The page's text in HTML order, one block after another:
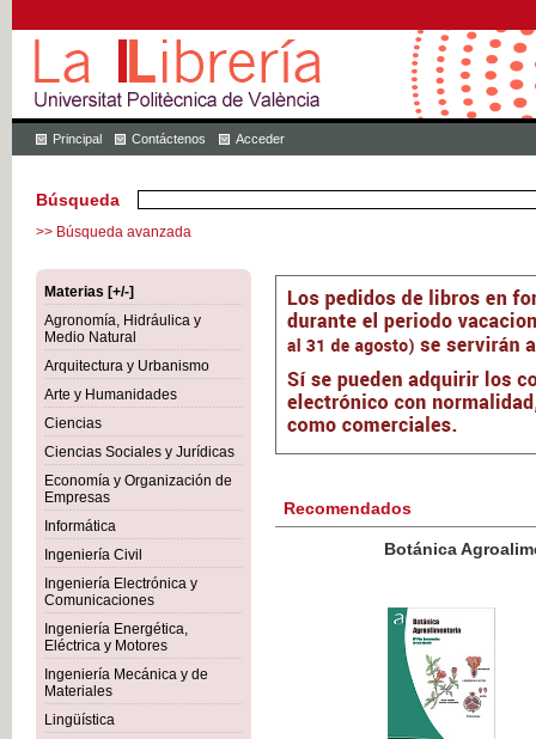
Principal Contáctenos Acceder
Búsqueda
>> Búsqueda avanzada
Materias [+/-]
Agronomía, Hidráulica y
Medio Natural
Arquitectura y Urbanismo
Arte y Humanidades
Ciencias
Ciencias Sociales y Jurídicas
Economía y Organización de
Empresas
Informática
Ingeniería Civil
Ingeniería Electrónica y
Comunicaciones
Ingeniería Energética,
Eléctrica y Motores
Ingeniería Mecánica y de
Materiales
Lingüística
Recomendados
Botánica Agroalimentaria